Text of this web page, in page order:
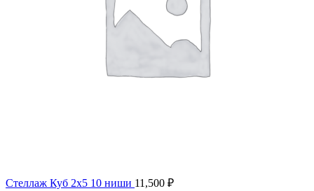
Стеллаж Куб 2x5 10 ниши 11,500 ₽